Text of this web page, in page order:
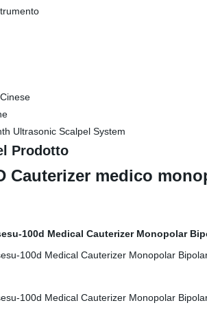
Ultrasonic Scalpel System
Prodotto
Cauterizer medico